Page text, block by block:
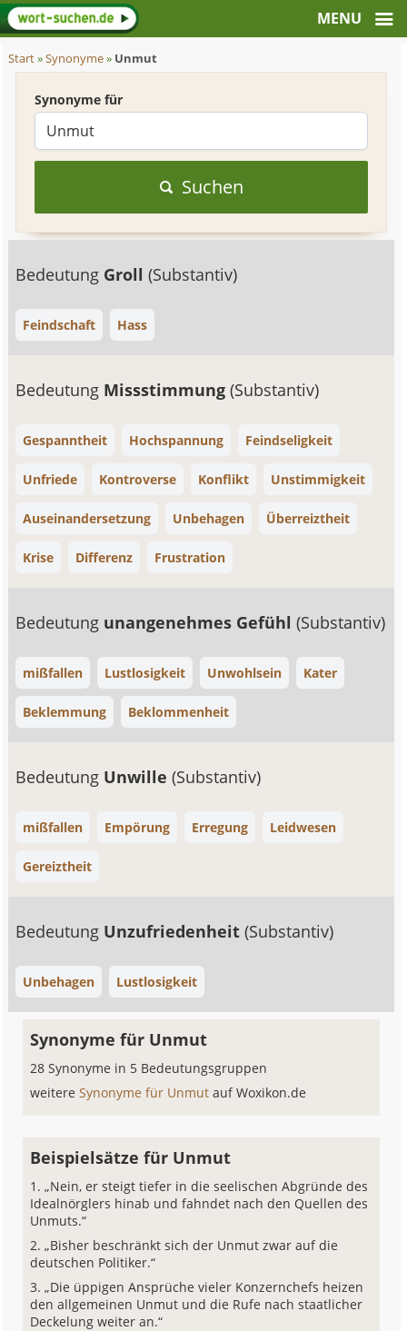
Start»Synonyme» Unmut
Synonyme für
Suchen
Bedeutung Groll(Substantiv)
Feindschaft Hass
Bedeutung Missstimmung(Substantiv)
Gespanntheit Hochspannung Feindseligkeit
Unfriede Kontroverse Konflikt Unstimmigkeit
Auseinandersetzung Unbehagen Überreiztheit
Krise Differenz Frustration
Bedeutung unangenehmes Gefühl(Substantiv)
mißfallen Lustlosigkeit Unwohlsein Kater
Beklemmung Beklommenheit
Bedeutung Unwille(Substantiv)
mißfallen Empörung Erregung Leidwesen
Gereiztheit
Bedeutung Unzufriedenheit(Substantiv)
Unbehagen Lustlosigkeit
Synonyme für Unmut
28 Synonyme in 5 Bedeutungsgruppen
weitereSynonyme für Unmutauf Woxikon.de
Beispielsätze für Unmut
„Nein, er steigt tiefer in die seelischen Abgründe des
Idealnörglers hinab und fahndet nach den Quellen des
Unmuts.“
„Bisher beschränkt sich der Unmut zwar auf die
deutschen Politiker.“
„Die üppigen Ansprüche vieler Konzernchefs heizen
den allgemeinen Unmut und die Rufe nach staatlicher
Deckelung weiter an.“